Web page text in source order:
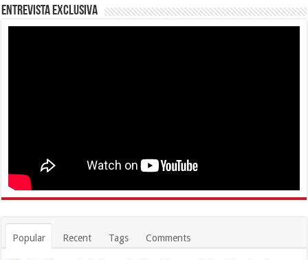
Entrevista Exclusiva
Popular Recent Tags Comments